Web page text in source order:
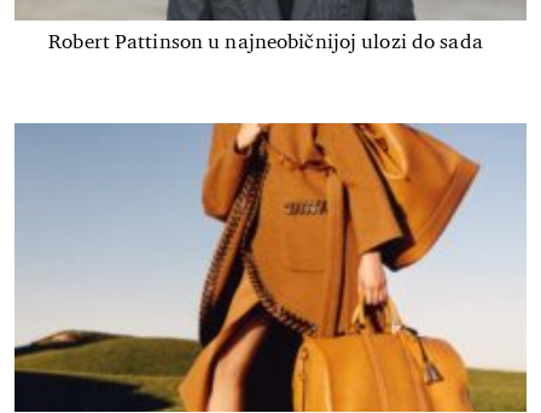
Robert Pattinson u najneobičnijoj ulozi do sada